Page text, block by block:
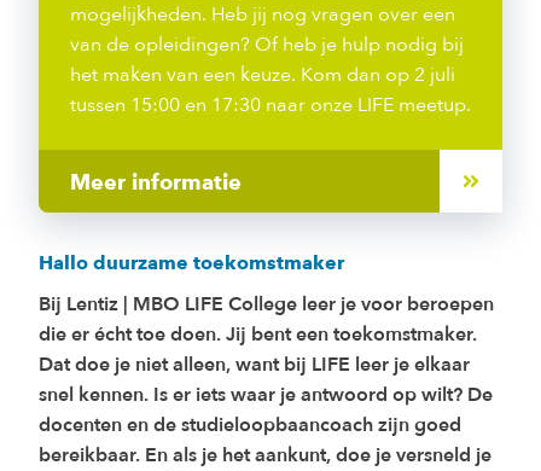
mogelijkheden. Heb jij nog vragen over een
van de opleidingen? Of heb je hulp nodig bij
het maken van een keuze. Kom dan op 2 juli
tussen 15:00 en 17:30 naar onze LIFE meetup.
Meer informatie
Hallo duurzame toekomstmaker
Bij Lentiz | MBO LIFE College leer je voor beroepen
die er écht toe doen. Jij bent een toekomstmaker.
Dat doe je niet alleen, want bij LIFE leer je elkaar
snel kennen. Is er iets waar je antwoord op wilt? De
docenten en de studieloopbaancoach zijn goed
bereikbaar. En als je het aankunt, doe je versneld je